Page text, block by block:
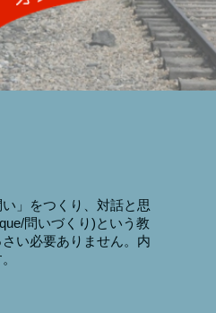
」をつくり、対話と思
問いづくり)という教
い必要ありません。内